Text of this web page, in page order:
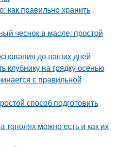
как правильно хранить
чеснок в масле: простой
до наших дней
клубнику на грядку осенью
с правильной
способ подготовить
тополях можно есть и как их